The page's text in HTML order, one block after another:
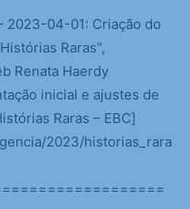
2023-04-01: Criação do
Raras",
Renata Haerdy
inicial e ajustes de
Raras – EBC]
2023/historias_rara